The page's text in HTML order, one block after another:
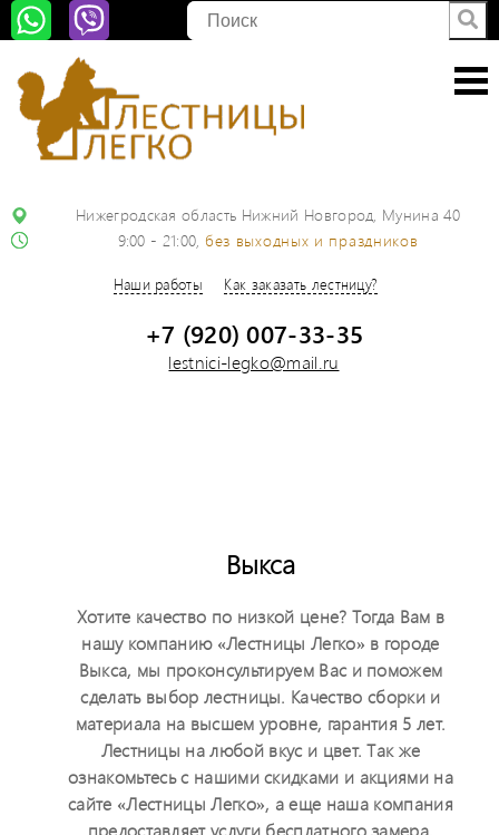
Нижегродская область Нижний Новгород, Мунина 40
9:00 - 21:00, без выходных и праздников
Наши работы Как заказать лестницу?
+7 (920) 007-33-35
lestnici-legko@mail.ru
Выкса
Хотите качество по низкой цене? Тогда Вам в
нашу компанию «Лестницы Легко» в городе
Выкса, мы проконсультируем Вас и поможем
сделать выбор лестницы. Качество сборки и
материала на высшем уровне, гарантия 5 лет.
Лестницы на любой вкус и цвет. Так же
ознакомьтесь с нашими скидками и акциями на
сайте «Лестницы Легко», а еще наша компания
предоставляет услуги бесплатного замера.